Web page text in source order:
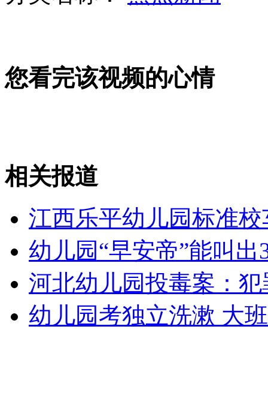
女孩北京地铁殴打老人 痛下狠手拳打脚踢
外交部：有关国家言论片面不公正
安徽一实载49人客车翻车
走！跟着总书记去植树
您看完该视频的心情
相关报道
江西乐平幼儿园标准
幼儿园“早安帝”能叫出
河北幼儿园投毒案：
幼儿园考独立洗漱 大